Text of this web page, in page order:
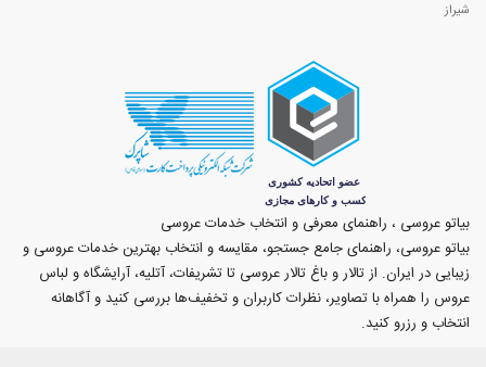
شیراز
بیاتو عروسی ، راهنمای معرفی و انتخاب خدمات عروسی
بیاتو عروسی، راهنمای جامع جستجو، مقایسه و انتخاب بهترین خدمات عروسی و
زیبایی در ایران. از تالار و باغ تالار عروسی تا تشریفات، آتلیه، آرایشگاه و لباس
عروس را همراه با تصاویر، نظرات کاربران و تخفیف‌ها بررسی کنید و آگاهانه
انتخاب و رزرو کنید.